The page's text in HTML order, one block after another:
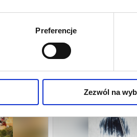
Preferencje
Zezwól na